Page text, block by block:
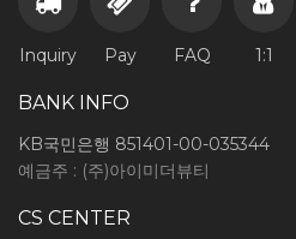
Inquiry Pay FAQ 1:1
BANK INFO
KB국민은행 851401-00-035344
예금주 : (주)아이미더뷰티
CS CENTER